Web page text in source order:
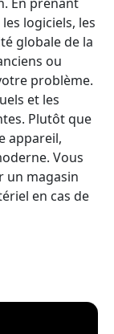
logiciels, les
globale de la
ou
problème.
et les
Plutôt que
appareil,
Vous
un magasin
en cas de